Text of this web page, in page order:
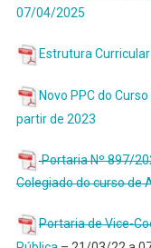
07/04/2025
Estrutura
Novo PPC do
partir de 2023
Portaria Nº 897/
Colegiado do curso de
Portaria de Vice-